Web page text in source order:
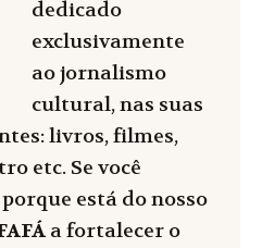
dedicado
exclusivamente
ao jornalismo
cultural, nas suas
livros, filmes,
etc. Se você
está do nosso
a fortalecer o